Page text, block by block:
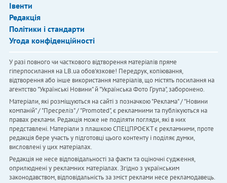
Івенти
Редакція
Політики і стандарти
Угода конфіденційності
У разі повного чи часткового відтворення матеріалів пряме
гіперпосилання на LB.ua обов'язкове! Передрук, копіювання,
відтворення або інше використання матеріалів, що містять посилання на
агентство "Українськi Новини" й "Українська Фото Група", заборонено.
Матеріали, які розміщуються на сайті з позначкою "Реклама" / "Новини
компаній" / "Пресреліз" / "Promoted", є рекламними та публікуються на
правах реклами. Редакція може не поділяти погляди, які в них
представлені. Матеріали з плашкою СПЕЦПРОЄКТ є рекламними, проте
редакція бере участь у підготовці цього контенту і поділяє думки,
висловлені у цих матеріалах.
Редакція не несе відповідальності за факти та оціночні судження,
оприлюднені у рекламних матеріалах. Згідно з українським
законодавством, відповідальність за зміст реклами несе рекламодавець.